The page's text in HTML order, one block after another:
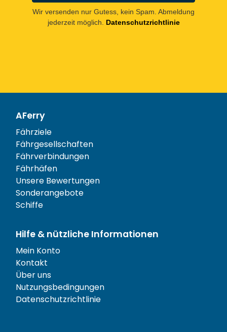
Wir versenden nur Gutess, kein Spam. Abmeldung
jederzeit möglich.
Datenschutzrichtlinie
AFerry
Fährziele
Fährgesellschaften
Fährverbindungen
Fährhäfen
Unsere Bewertungen
Sonderangebote
Schiffe
Hilfe & nützliche Informationen
Mein Konto
Kontakt
Über uns
Nutzungsbedingungen
Datenschutzrichtlinie